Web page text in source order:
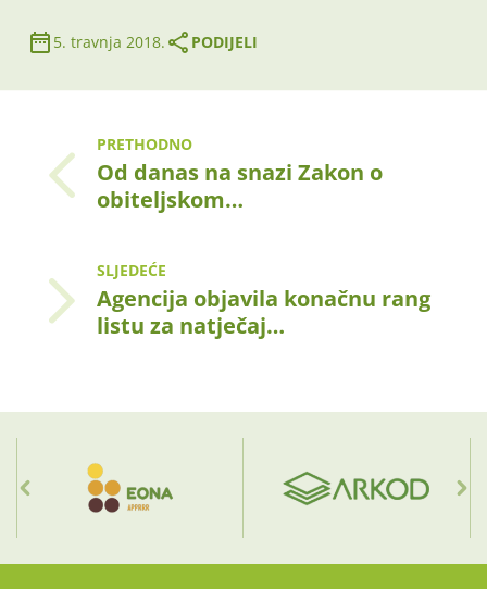
5. travnja 2018. PODIJELI
PRETHODNO
Od danas na snazi Zakon o
obiteljskom…
SLJEDEĆE
Agencija objavila konačnu rang
listu za natječaj…